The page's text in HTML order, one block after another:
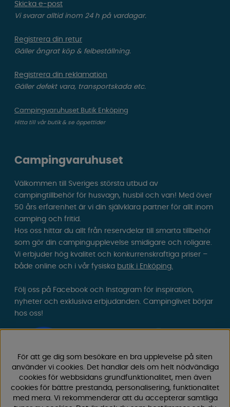
Skicka e-post
Vi svarar alltid inom 24 h på vardagar.
Registrera din retur
Gäller ångrat köp & felbeställning.
Registrera din reklamation
Gäller defekt vara, transportskada etc.
Campingvaruhuset Butik Enköping
Hitta till vår butik & se öppettider
Campingvaruhuset
Välkommen till Sveriges största utbud av
campingtillbehör för husvagn, husbil och van! Med över
50 års erfarenhet är vi din självklara partner för allt inom
camping och fritid.
Hos oss hittar du allt från reservdelar till smarta tillbehör
som gör din campingupplevelse smidigare och roligare.
Vi erbjuder hög kvalitet och konkurrenskraftiga priser –
både online och i vår fysiska butik i Enköping.
Följ oss på Facebook och Instagram för inspiration,
nyheter och exklusiva erbjudanden. Campinglivet börjar
hos oss!
För att ge dig som besökare en bra upplevelse på siten
använder vi cookies. Det handlar dels om helt nödvändiga
cookies för webbsidans grundfunktionalitet, men även
cookies för bättre prestanda, personalisering, funktionalitet
med mera. Vi rekommenderar att du accepterar samtliga